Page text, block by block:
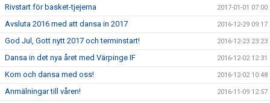
Rivstart för basket-tjejerna 2017-01-01 07:00
Avsluta 2016 med att dansa in 2017 2016-12-29 09:17
God Jul, Gott nytt 2017 och terminstart! 2016-12-23 23:23
Dansa in det nya året med Värpinge IF 2016-12-02 12:31
Kom och dansa med oss! 2016-12-02 10:48
Anmälningar till våren! 2016-11-09 12:57